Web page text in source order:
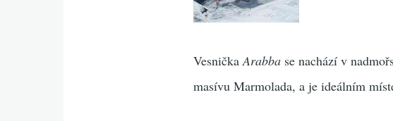
VesničkaArabba se nachází v
masívu Marmolada, a je ideálním